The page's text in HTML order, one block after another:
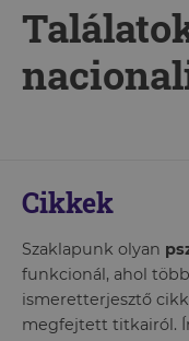
Cikkek
Szaklapunk olyan
funkcionál, ahol
ismeretterjesztő
megfejtett titkairól.